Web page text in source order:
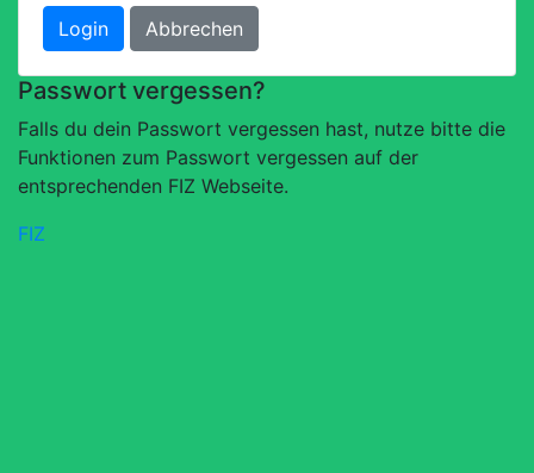
Login Abbrechen
Passwort vergessen?
Falls du dein Passwort vergessen hast, nutze bitte die
Funktionen zum Passwort vergessen auf der
entsprechenden FIZ Webseite.
FIZ